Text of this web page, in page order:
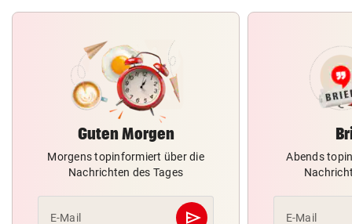
Guten Morgen
Morgens topinformiert über die
Nachrichten des Tages
E-Mail send
Abends
E-Mail